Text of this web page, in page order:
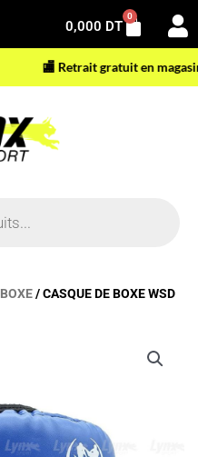
0,000 DT
0
Panier
🏬 Retrait gratuit en magasin
BOXE/ CASQUE DE BOXE WSD